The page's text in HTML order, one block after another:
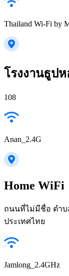
Thailand Wi-Fi by
โรงงานธูป
108
Anan_2.4G
Home WiFi
ถนนที่ไม่มีชื่อ ตำบ
ประเทศไทย
Jamlong_2.4GHz